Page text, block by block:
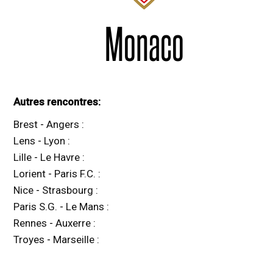
Monaco
Autres rencontres:
Brest - Angers :
Lens - Lyon :
Lille - Le Havre :
Lorient - Paris F.C. :
Nice - Strasbourg :
Paris S.G. - Le Mans :
Rennes - Auxerre :
Troyes - Marseille :